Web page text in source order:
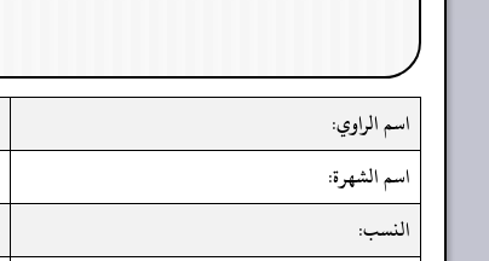
اسم الراوي:
اسم الشهرة:
النسب: